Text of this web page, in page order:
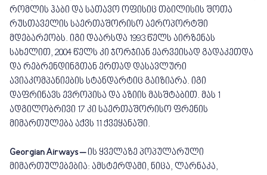
რომლის ჰაბი და სათავო ოფისიც თბილისის შოთა
რუსთაველის საერთაშორისო აეროპორტში
მდებარეობს. იგი დაარსდა 1993 წელს აირზენას
სახელით, 2004 წელს კი ჯორჯიან ეარვეისად გადაკეთდა
და რებრენდინგთან ერთად დასავლური
ავიაკომპანიების სტანდარტიც გაიზიარა. იგი
დაფრინავს ევროპისა და აზიის მასშტაბით. მას 1
ადგილობრივი 17 კი საერთაშორისო ფრენის
მიმართულება აქვს 11 ქვეყანაში.
Georgian Airways –ის ყველაზე პოპულარული
მიმართულებებია: ამსტერდამი, ნიცა, ლარნაკა,